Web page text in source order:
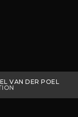
VAN DER POEL